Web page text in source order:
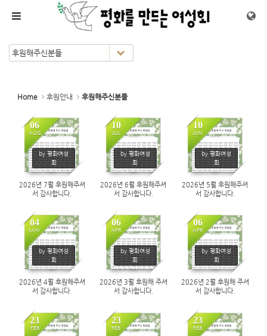
Home 후원안내 후원해주신분들
06
AUG
by 평화여성
회
14
2026년 7월 후원해주셔
서 감사합니다.
10
JUL
by 평화여성
회
213
2026년 6월 후원해주셔
서 감사합니다.
10
JUN
by 평화여성
회
311
2026년 5월 후원해주셔
서 감사합니다.
04
MAY
by 평화여성
회
380
2026년 4월 후원해주셔
서 감사합니다.
06
APR
by 평화여성
회
582
2026년 3월 후원해 주셔
서 감사합니다.
06
APR
by 평화여성
회
565
2026년 2월 후원해 주셔
서 감사합니다.
23
FEB
23
FEB
23
FEB